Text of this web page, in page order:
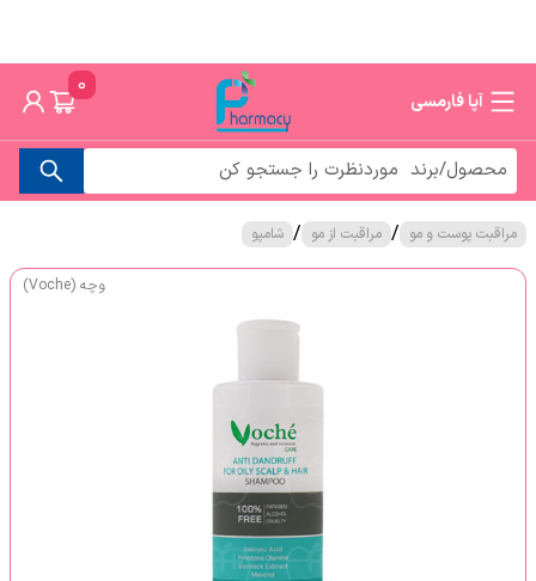
آپا فارمسی
0
مراقبت پوست و مو / مراقبت از مو / شامپو
وچه (Voche)